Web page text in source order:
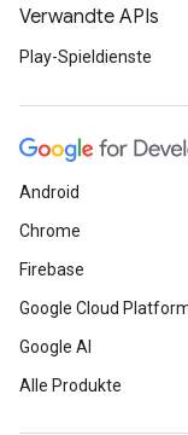
Verwandte APIs
Play-Spieldienste
Android
Chrome
Firebase
Google Cloud
Google AI
Alle Produkte